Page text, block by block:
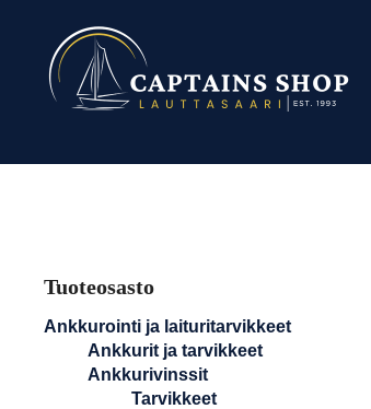
Tuoteosasto
Ankkurointi ja laituritarvikkeet
Ankkurit ja tarvikkeet
Ankkurivinssit
Tarvikkeet